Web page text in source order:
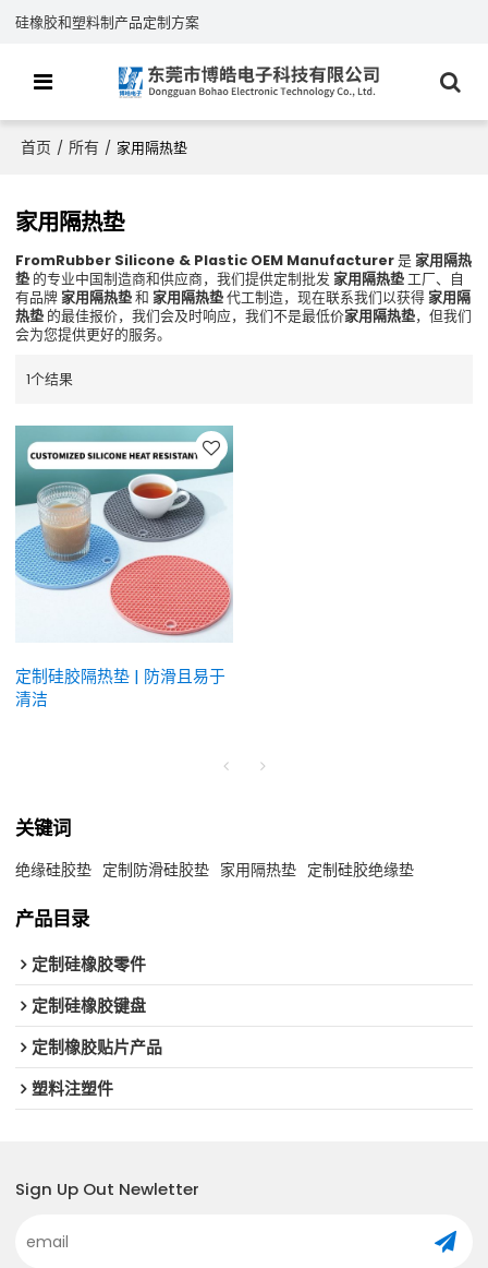
硅橡胶和塑料制产品定制方案
首页 / 所有 / 家用隔热垫
家用隔热垫
FromRubber Silicone & Plastic OEM Manufacturer是家用隔热
垫 的专业中国制造商和供应商，我们提供定制批发家用隔热垫工厂、自
有品牌家用隔热垫和家用隔热垫代工制造，现在联系我们以获得家用隔
热垫 的最佳报价，我们会及时响应，我们不是最低价家用隔热垫，但我们
会为您提供更好的服务。
1个结果
定制硅胶隔热垫 | 防滑且易于
清洁
关键词
绝缘硅胶垫 定制防滑硅胶垫 家用隔热垫 定制硅胶绝缘垫
产品目录
定制硅橡胶零件
定制硅橡胶键盘
定制橡胶贴片产品
塑料注塑件
Sign Up Out Newletter